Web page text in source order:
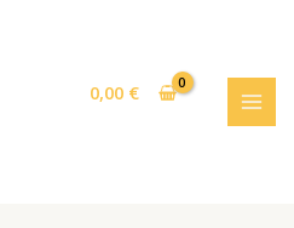
0,00 €